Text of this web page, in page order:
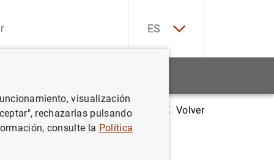
ES
para reducir la exclusión social? Evaluación de cinco
Volver
visualización
rechazarlas pulsando
consulte la Política